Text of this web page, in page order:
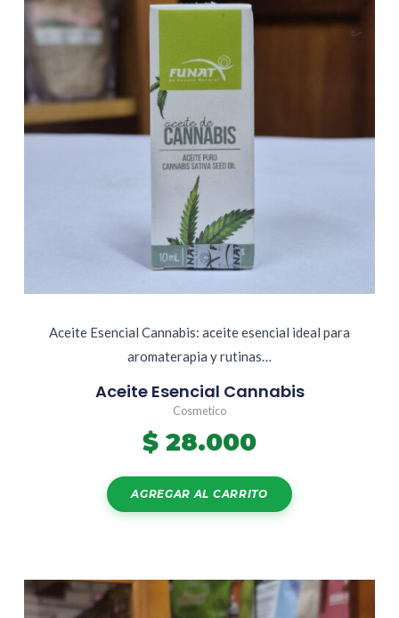
Aceite Esencial Cannabis: aceite esencial ideal para
aromaterapia y rutinas…
Aceite Esencial Cannabis
Cosmetico
$ 28.000
AGREGAR AL CARRITO